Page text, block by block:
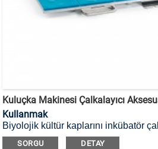
Kuluçka Makinesi Çalkalayıcı
Kullanmak
Biyolojik kültür kaplarını inkübatör
için.
SORGU DETAY